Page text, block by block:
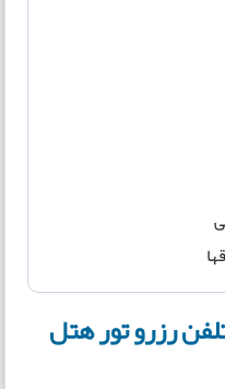
رزرو تور هتل